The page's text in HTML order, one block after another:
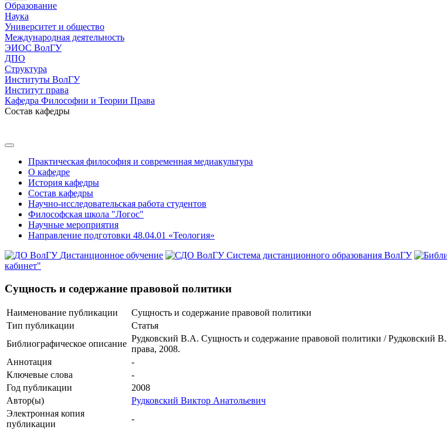
Образование
Наука
Университет и общество
Международная деятельность
ЭИОС ВолГУ
ДПО
Структура
Институты ВолГУ
Институт права
Кафедра Философии и Теории Права
Состав кафедры
Практическая философия и современная медиакультура
О кафедре
История кафедры
Состав кафедры
Научно-исследовательская работа студентов
Философская школа "Логос"
Научные мероприятия
Направление подготовки 48.04.01 «Теология»
Дистанционное обучение
Система дистанционного образования ВолГУ
кабинет"
Сущность и содержание правовой политики
Наименование публикации
Сущность и содержание правовой политики
Тип публикации
Статья
Библиографическое описание
Рудковский В.А. Сущность и содержание правовой политики / Рудковский
права, 2008.
Аннотация
-
Ключевые cлова
-
Год публикации
2008
Автор(ы)
Рудковский Виктор Анатольевич
Электронная копия
публикации
-